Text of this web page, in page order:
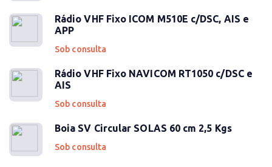
Rádio VHF Fixo ICOM M510E c/DSC, AIS e
APP
Sob consulta
Rádio VHF Fixo NAVICOM RT1050 c/DSC e
AIS
Sob consulta
Boia SV Circular SOLAS 60 cm 2,5 Kgs
Sob consulta